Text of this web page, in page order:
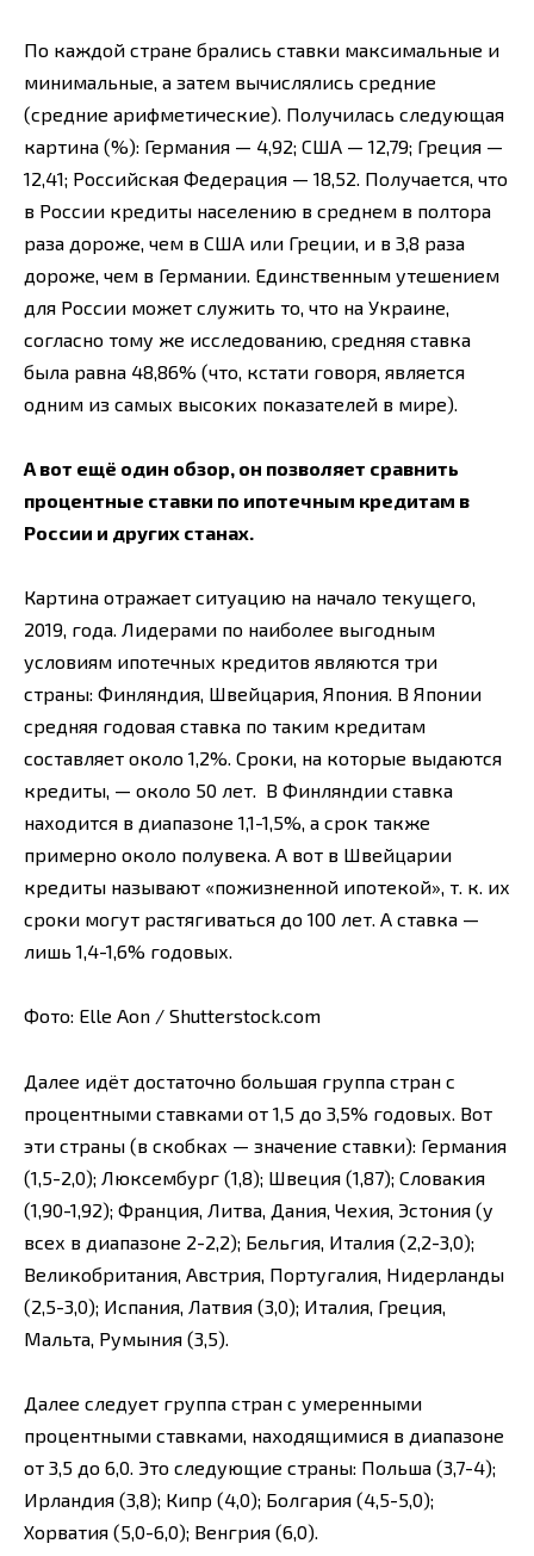
По каждой стране брались ставки максимальные и
минимальные, а затем вычислялись средние
(средние арифметические). Получилась следующая
картина (%): Германия — 4,92; США — 12,79; Греция —
12,41; Российская Федерация — 18,52. Получается, что
в России кредиты населению в среднем в полтора
раза дороже, чем в США или Греции, и в 3,8 раза
дороже, чем в Германии. Единственным утешением
для России может служить то, что на Украине,
согласно тому же исследованию, средняя ставка
была равна 48,86% (что, кстати говоря, является
одним из самых высоких показателей в мире).
А вот ещё один обзор, он позволяет сравнить
процентные ставки по ипотечным кредитам в
России и других станах.
Картина отражает ситуацию на начало текущего,
2019, года. Лидерами по наиболее выгодным
условиям ипотечных кредитов являются три
страны: Финляндия, Швейцария, Япония. В Японии
средняя годовая ставка по таким кредитам
составляет около 1,2%. Сроки, на которые выдаются
кредиты, — около 50 лет. В Финляндии ставка
находится в диапазоне 1,1-1,5%, а срок также
примерно около полувека. А вот в Швейцарии
кредиты называют «пожизненной ипотекой», т. к. их
сроки могут растягиваться до 100 лет. А ставка —
лишь 1,4-1,6% годовых.
Фото: Elle Aon / Shutterstock.com
Далее идёт достаточно большая группа стран с
процентными ставками от 1,5 до 3,5% годовых. Вот
эти страны (в скобках — значение ставки): Германия
(1,5-2,0); Люксембург (1,8); Швеция (1,87); Словакия
(1,90-1,92); Франция, Литва, Дания, Чехия, Эстония (у
всех в диапазоне 2-2,2); Бельгия, Италия (2,2-3,0);
Великобритания, Австрия, Португалия, Нидерланды
(2,5-3,0); Испания, Латвия (3,0); Италия, Греция,
Мальта, Румыния (3,5).
Далее следует группа стран с умеренными
процентными ставками, находящимися в диапазоне
от 3,5 до 6,0. Это следующие страны: Польша (3,7-4);
Ирландия (3,8); Кипр (4,0); Болгария (4,5-5,0);
Хорватия (5,0-6,0); Венгрия (6,0).